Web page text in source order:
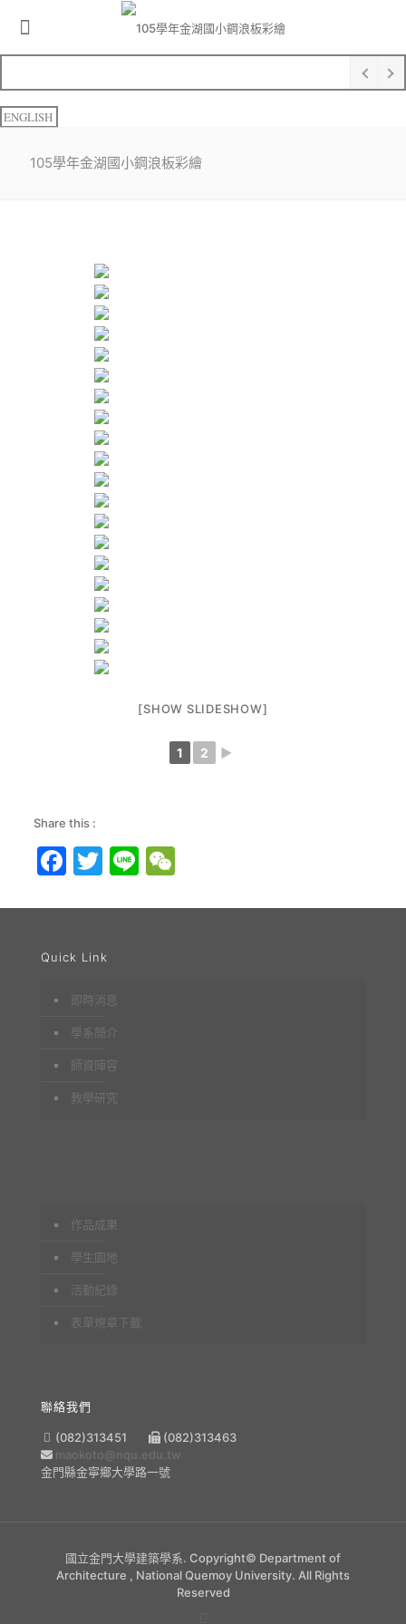
ENGLISH
105學年金湖國小鋼浪板彩繪
[SHOW SLIDESHOW]
1 2 ►
Share this :
Facebook
Twitter
LineWeChat
Quick Link
即時消息
學系簡介
師資陣容
教學研究
作品成果
學生園地
活動紀錄
表單規章下載
聯絡我們
(082)313451
(082)313463
maokoto@nqu.edu.tw
金門縣金寧鄉大學路一號
國立金門大學建築學系. Copyright© Department of
Architecture , National Quemoy University. All Rights
Reserved